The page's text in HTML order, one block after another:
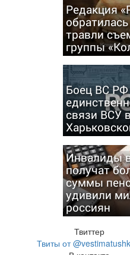
Редакция
травли
группы
Боец ВС РФ
связи ВСУ
Инвалиды
получат
суммы
удивили
россиян
Твиттер
Твиты от